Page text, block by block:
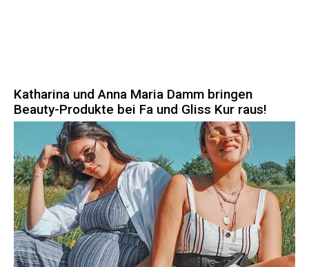
Katharina und Anna Maria Damm bringen
Beauty-Produkte bei Fa und Gliss Kur raus!